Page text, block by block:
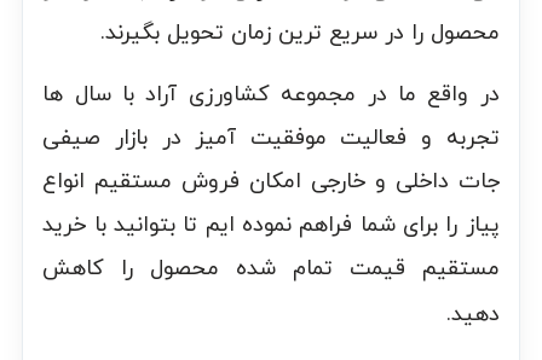
محصول را در سریع ترین زمان تحویل بگیرند.
در واقع ما در مجموعه کشاورزی آراد با سال ها
تجربه و فعالیت موفقیت آمیز در بازار صیفی
جات داخلی و خارجی امکان فروش مستقیم انواع
پیاز را برای شما فراهم نموده ایم تا بتوانید با خرید
مستقیم قیمت تمام شده محصول را کاهش
دهید.